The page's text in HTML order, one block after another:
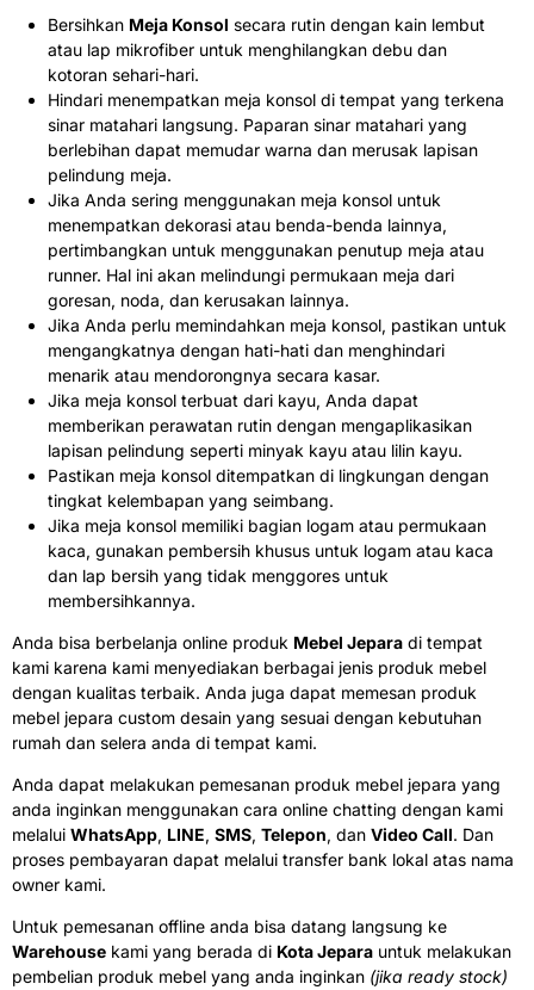
Bersihkan Meja Konsol secara rutin dengan kain lembut
atau lap mikrofiber untuk menghilangkan debu dan
kotoran sehari-hari.
Hindari menempatkan meja konsol di tempat yang terkena
sinar matahari langsung. Paparan sinar matahari yang
berlebihan dapat memudar warna dan merusak lapisan
pelindung meja.
Jika Anda sering menggunakan meja konsol untuk
menempatkan dekorasi atau benda-benda lainnya,
pertimbangkan untuk menggunakan penutup meja atau
runner. Hal ini akan melindungi permukaan meja dari
goresan, noda, dan kerusakan lainnya.
Jika Anda perlu memindahkan meja konsol, pastikan untuk
mengangkatnya dengan hati-hati dan menghindari
menarik atau mendorongnya secara kasar.
Jika meja konsol terbuat dari kayu, Anda dapat
memberikan perawatan rutin dengan mengaplikasikan
lapisan pelindung seperti minyak kayu atau lilin kayu.
Pastikan meja konsol ditempatkan di lingkungan dengan
tingkat kelembapan yang seimbang.
Jika meja konsol memiliki bagian logam atau permukaan
kaca, gunakan pembersih khusus untuk logam atau kaca
dan lap bersih yang tidak menggores untuk
membersihkannya.
Anda bisa berbelanja online produk Mebel Jepara di tempat
kami karena kami menyediakan berbagai jenis produk mebel
dengan kualitas terbaik. Anda juga dapat memesan produk
mebel jepara custom desain yang sesuai dengan kebutuhan
rumah dan selera anda di tempat kami.
Anda dapat melakukan pemesanan produk mebel jepara yang
anda inginkan menggunakan cara online chatting dengan kami
melalui WhatsApp, LINE, SMS, Telepon, dan Video Call. Dan
proses pembayaran dapat melalui transfer bank lokal atas nama
owner kami.
Untuk pemesanan offline anda bisa datang langsung ke
Warehouse kami yang berada di Kota Jepara untuk melakukan
pembelian produk mebel yang anda inginkan (jika ready stock)